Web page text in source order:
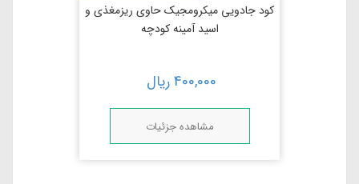
کود جادویی میکرومجیک حاوی ریزمغذی و
اسید آمینه کودچه
400,000ریال
مشاهده جزئیات